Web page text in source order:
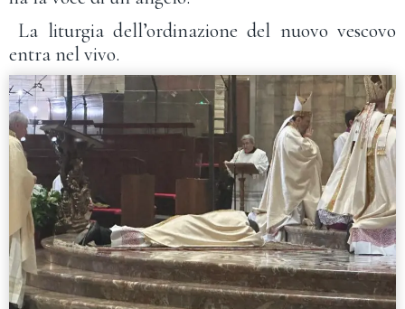
La liturgia dell’ordinazione del nuovo vescovo
entra nel vivo.